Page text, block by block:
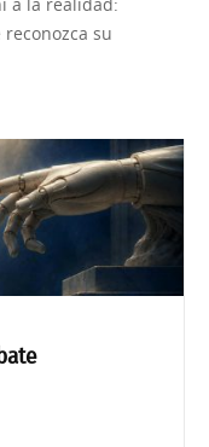
a la realidad:
su